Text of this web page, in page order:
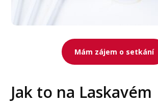
Mám zájem o setkání
Jak to na Laskavém